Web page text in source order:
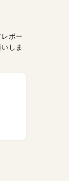
ポー
しま